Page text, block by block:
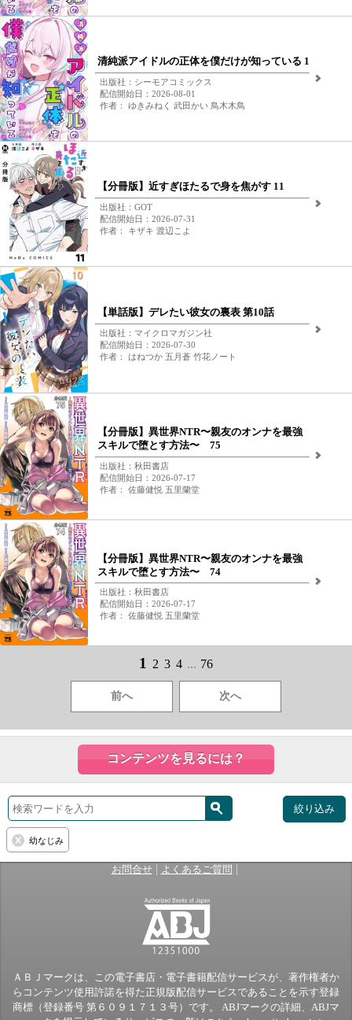
清純派アイドルの正体を僕だけが知っている 1
出版社：シーモアコミックス
配信開始日：2026-08-01
作者： ゆきみねく 武田かい 鳥木木鳥
【分冊版】近すぎほたるで身を焦がす 11
出版社：GOT
配信開始日：2026-07-31
作者： キザキ 渡辺こよ
【単話版】デレたい彼女の裏表 第10話
出版社：マイクロマガジン社
配信開始日：2026-07-30
作者： はねつか 五月蒼 竹花ノート
【分冊版】異世界NTR〜親友のオンナを最強
スキルで堕とす方法〜 75
出版社：秋田書店
配信開始日：2026-07-17
作者： 佐藤健悦 五里蘭堂
【分冊版】異世界NTR〜親友のオンナを最強
スキルで堕とす方法〜 74
出版社：秋田書店
配信開始日：2026-07-17
作者： 佐藤健悦 五里蘭堂
1 2 3 4 ... 76
前へ 次へ
コンテンツを見るには？
絞り込み
幼なじみ
お問合せ| よくあるご質問 |
ＡＢＪマークは、この電子書店・電子書籍配信サービスが、著作権者か
らコンテンツ使用許諾を得た正規版配信サービスであることを示す登録
商標（登録番号 第６０９１７１３号）です。 ABJマークの詳細、ABJマ